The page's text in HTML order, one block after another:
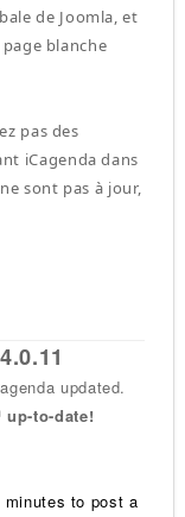
de Joomla, et
blanche
pas des
iCagenda dans
sont pas à jour,
updated.
to-date!
to post a